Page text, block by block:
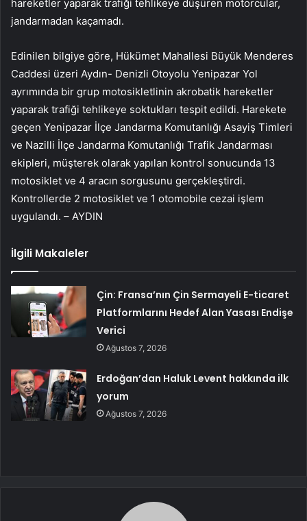
hareketler yaparak trafiği tehlikeye düşüren motorcular,
jandarmadan kaçamadı.
Edinilen bilgiye göre, Hükümet Mahallesi Büyük Menderes
Caddesi üzeri Aydın- Denizli Otoyolu Yenipazar Yol
ayrımında bir grup motosikletlinin akrobatik hareketler
yaparak trafiği tehlikeye soktukları tespit edildi. Harekete
geçen Yenipazar İlçe Jandarma Komutanlığı Asayiş Timleri
ve Nazilli İlçe Jandarma Komutanlığı Trafik Jandarması
ekipleri, müşterek olarak yapılan kontrol sonucunda 13
motosiklet ve 4 aracın sorgusunu gerçekleştirdi.
Kontrollerde 2 motosiklet ve 1 otomobile cezai işlem
uygulandı. – AYDIN
İlgili Makaleler
Çin: Fransa’nın Çin Sermayeli E-ticaret
Platformlarını Hedef Alan Yasası Endişe
Verici
Ağustos 7, 2026
Erdoğan’dan Haluk Levent hakkında ilk
yorum
Ağustos 7, 2026